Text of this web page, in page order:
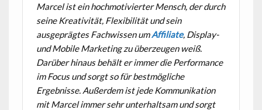
Marcel ist ein hochmotivierter Mensch, der durch
seine Kreativität, Flexibilität und sein
ausgeprägtes Fachwissen umAffiliate, Display-
und Mobile Marketing zu überzeugen weiß.
Darüber hinaus behält er immer die Performance
im Focus und sorgt so für bestmögliche
Ergebnisse. Außerdem ist jede Kommunikation
mit Marcel immer sehr unterhaltsam und sorgt